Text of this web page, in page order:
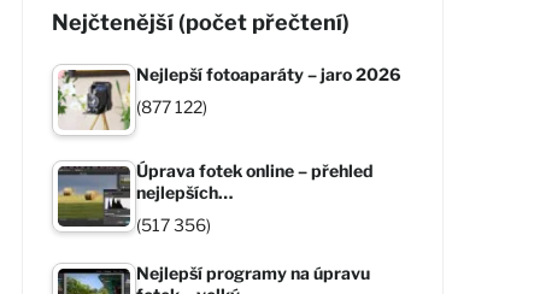
Nejčtenější (počet přečtení)
Nejlepší fotoaparáty – jaro 2026
(877 122)
Úprava fotek online – přehled
nejlepších…
(517 356)
Nejlepší programy na úpravu